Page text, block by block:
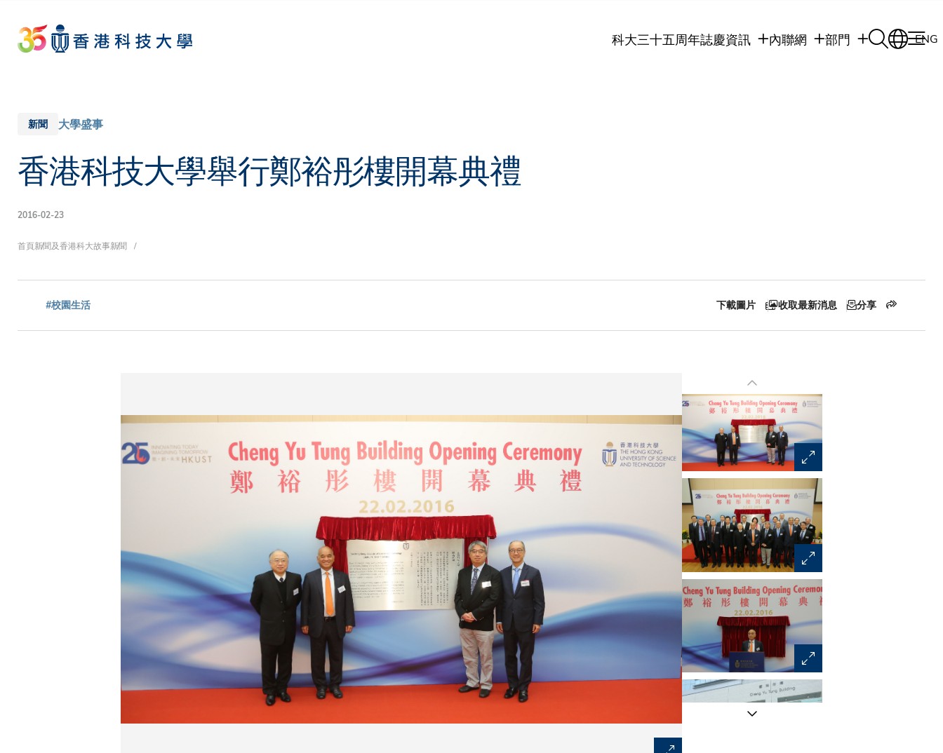
main
content
科大三十五周年誌慶資訊 內聯網 部門 ENG
新聞 大學盛事
香港科技大學舉行鄭裕彤樓開幕典禮
2016-02-23
導
航
首頁新聞及香港科大故事新聞
#校園生活 下載圖片 收取最新消息 分享